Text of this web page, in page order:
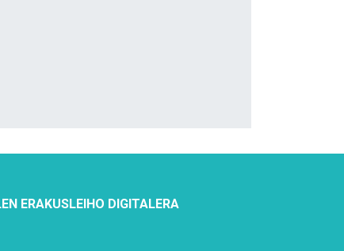
ERAKUSLEIHO DIGITALERA